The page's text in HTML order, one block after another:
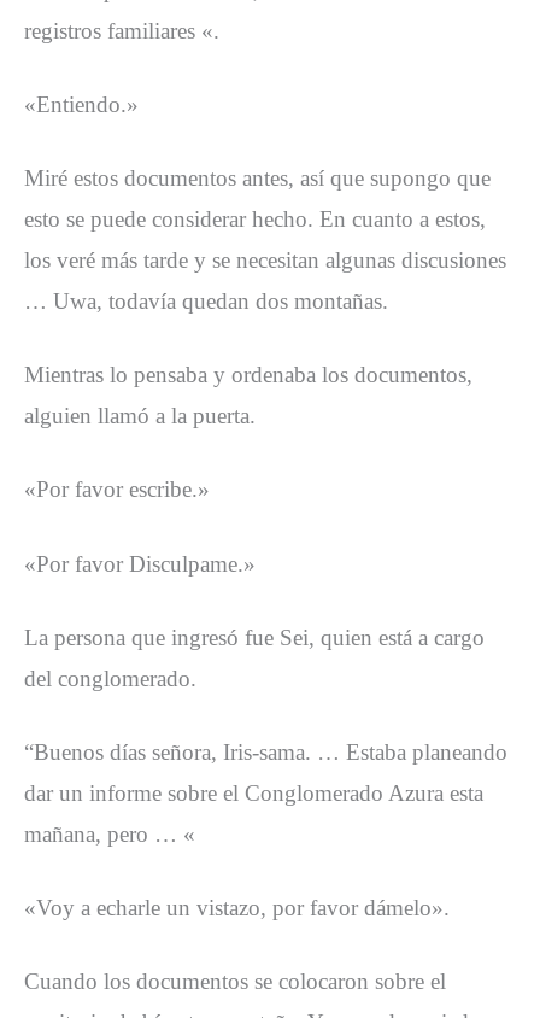
registros familiares «.
«Entiendo.»
Miré estos documentos antes, así que supongo que
esto se puede considerar hecho. En cuanto a estos,
los veré más tarde y se necesitan algunas discusiones
… Uwa, todavía quedan dos montañas.
Mientras lo pensaba y ordenaba los documentos,
alguien llamó a la puerta.
«Por favor escribe.»
«Por favor Disculpame.»
La persona que ingresó fue Sei, quien está a cargo
del conglomerado.
“Buenos días señora, Iris-sama. … Estaba planeando
dar un informe sobre el Conglomerado Azura esta
mañana, pero … «
«Voy a echarle un vistazo, por favor dámelo».
Cuando los documentos se colocaron sobre el